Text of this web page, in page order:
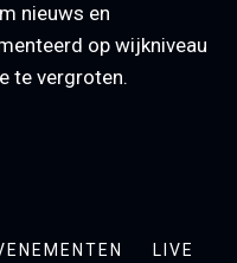
nieuws en
op wijkniveau
te vergroten.
LIVE